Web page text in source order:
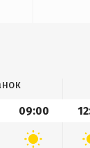
09:00